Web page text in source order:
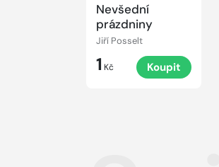
Nevšední
prázdniny
Jiří Posselt
1 Kč Koupit